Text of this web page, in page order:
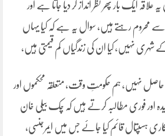
ایک بار پھر نظر انداز کر دیا جاتا ہے اور
سے محروم رہتے ہیں، سوال یہ ہے کہ کیا یہاں
نہیں، کیا ان کی زندگیاں کم قیمتی ہیں،
حاصل نہیں، ہم حکومتِ وقت، متعلقہ محکموں اور
اور فوری مطالبہ کرتے ہیں کہ چک بیلی خان
ہسپتال قائم کیا جائے جس میں ایمرجنسی،